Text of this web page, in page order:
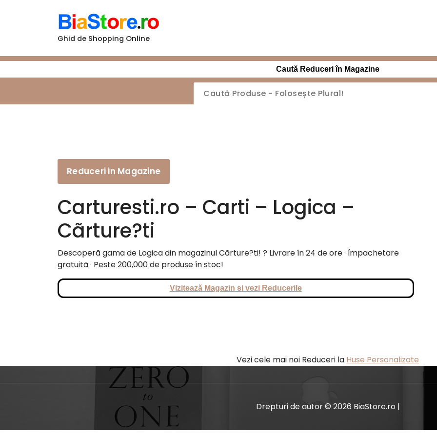
Ghid de Shopping Online
Caută Reduceri în Magazine
Reduceri in Magazine
Carturesti.ro – Carti – Logica –
Cãrture?ti
Descoperã gama de Logica din magazinul Cãrture?ti! ? Livrare în 24 de ore · Împachetare
gratuitã · Peste 200,000 de produse în stoc!
Vizitează Magazin si vezi Reducerile
Vezi cele mai noi Reduceri la Huse Personalizate
Drepturi de autor © 2026 BiaStore.ro |